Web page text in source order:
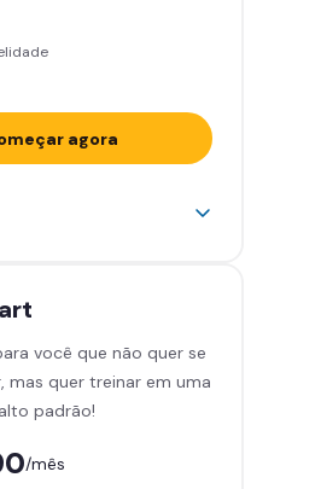
agora
a +2.000
massagem
(Audiobook)*
e aeróbicos
você que não quer se
mas quer treinar em uma
padrão!
/mês